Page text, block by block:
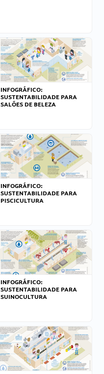
INFOGRÁFICO:
SUSTENTABILIDADE PARA
SALÕES DE BELEZA
INFOGRÁFICO:
SUSTENTABILIDADE PARA
PISCICULTURA
INFOGRÁFICO:
SUSTENTABILIDADE PARA
SUINOCULTURA